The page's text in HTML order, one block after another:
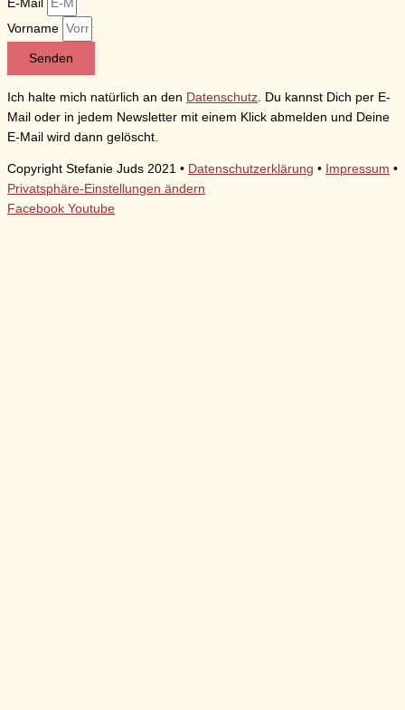
E-Mail
Vorname
Senden
Ich halte mich natürlich an den Datenschutz . Du kannst Dich per E-
Mail oder in jedem Newsletter mit einem Klick abmelden und Deine
E-Mail wird dann gelöscht.
Copyright Stefanie Juds 2021 • Datenschutzerklärung • Impressum •
Privatsphäre-Einstellungen ändern
Facebook Youtube